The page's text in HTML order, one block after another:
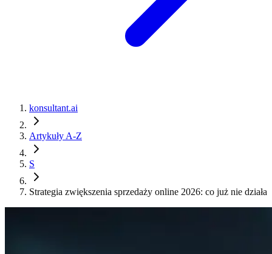
konsultant.ai
Artykuły A-Z
S
Strategia zwiększenia sprzedaży online 2026: co już nie działa